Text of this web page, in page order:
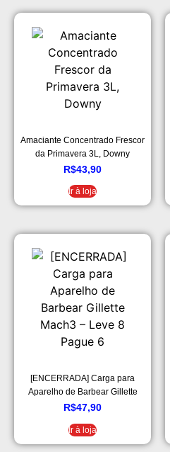
Amaciante Concentrado Frescor
da Primavera 3L, Downy
R$43,90
Ir à loja
[ENCERRADA] Carga para
Aparelho de Barbear Gillette
Mach3 – Leve 8 Pague 6
R$47,90
Ir à loja